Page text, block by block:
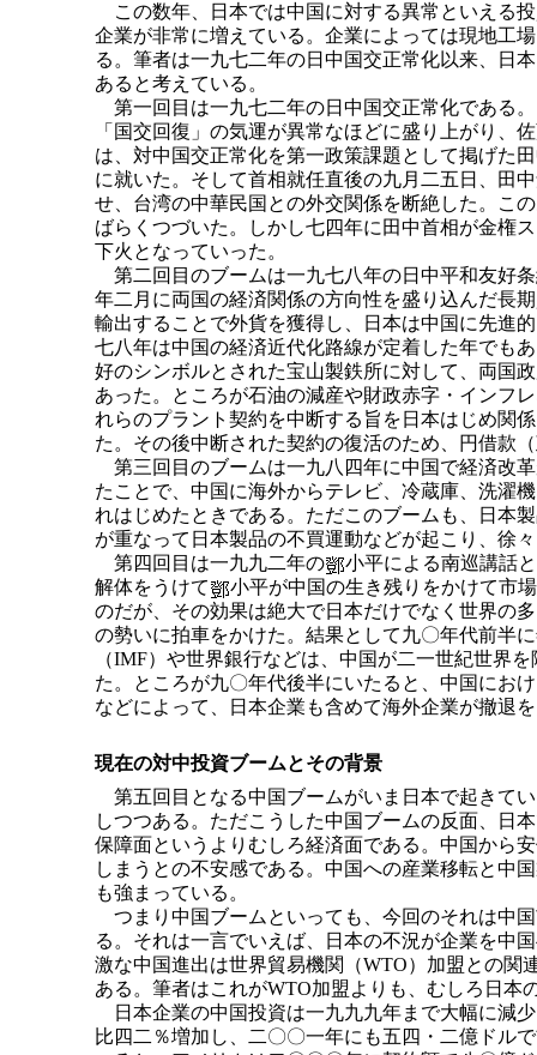
この数年、日本では中国に対する異常といえる
企業が非常に増えている。企業によっては現地工
る。筆者は一九七二年の日中国交正常化以来、日
あると考えている。
第一回目は一九七二年の日中国交正常化である
「国交回復」の気運が異常なほどに盛り上がり、
は、対中国交正常化を第一政策課題として掲げた
に就いた。そして首相就任直後の九月二五日、田
せ、台湾の中華民国との外交関係を断絶した。こ
ばらくつづいた。しかし七四年に田中首相が金権
下火となっていった。
第二回目のブームは一九七八年の日中平和友好
年二月に両国の経済関係の方向性を盛り込んだ長
輸出することで外貨を獲得し、日本は中国に先進
七八年は中国の経済近代化路線が定着した年でも
好のシンボルとされた宝山製鉄所に対して、両国
あった。ところが石油の減産や財政赤字・インフ
れらのプラント契約を中断する旨を日本はじめ関
た。その後中断された契約の復活のため、円借款
第三回目のブームは一九八四年に中国で経済改
たことで、中国に海外からテレビ、冷蔵庫、洗濯
れはじめたときである。ただこのブームも、日本
が重なって日本製品の不買運動などが起こり、徐
第四回目は一九九二年の
小平による南巡講話
解体をうけて
小平が中国の生き残りをかけて市
のだが、その効果は絶大で日本だけでなく世界の
の勢いに拍車をかけた。結果として九〇年代前半
（IMF）や世界銀行などは、中国が二一世紀世界
た。ところが九〇年代後半にいたると、中国にお
などによって、日本企業も含めて海外企業が撤退
現在の対中投資ブームとその背景
第五回目となる中国ブームがいま日本で起きて
しつつある。ただこうした中国ブームの反面、日
保障面というよりむしろ経済面である。中国から
しまうとの不安感である。中国への産業移転と中
も強まっている。
つまり中国ブームといっても、今回のそれは中
る。それは一言でいえば、日本の不況が企業を中
激な中国進出は世界貿易機関（WTO）加盟との関
ある。筆者はこれがWTO加盟よりも、むしろ日本
日本企業の中国投資は一九九九年まで大幅に減
比四二％増加し、二〇〇一年にも五四・二億ドル